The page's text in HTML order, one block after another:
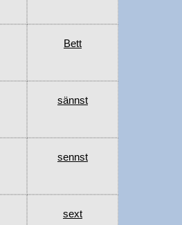
Bett
sännst
sennst
sext